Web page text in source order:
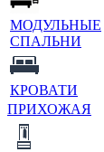
МОДУЛЬНЫЕ
СПАЛЬНИ
КРОВАТИ
ПРИХОЖАЯ